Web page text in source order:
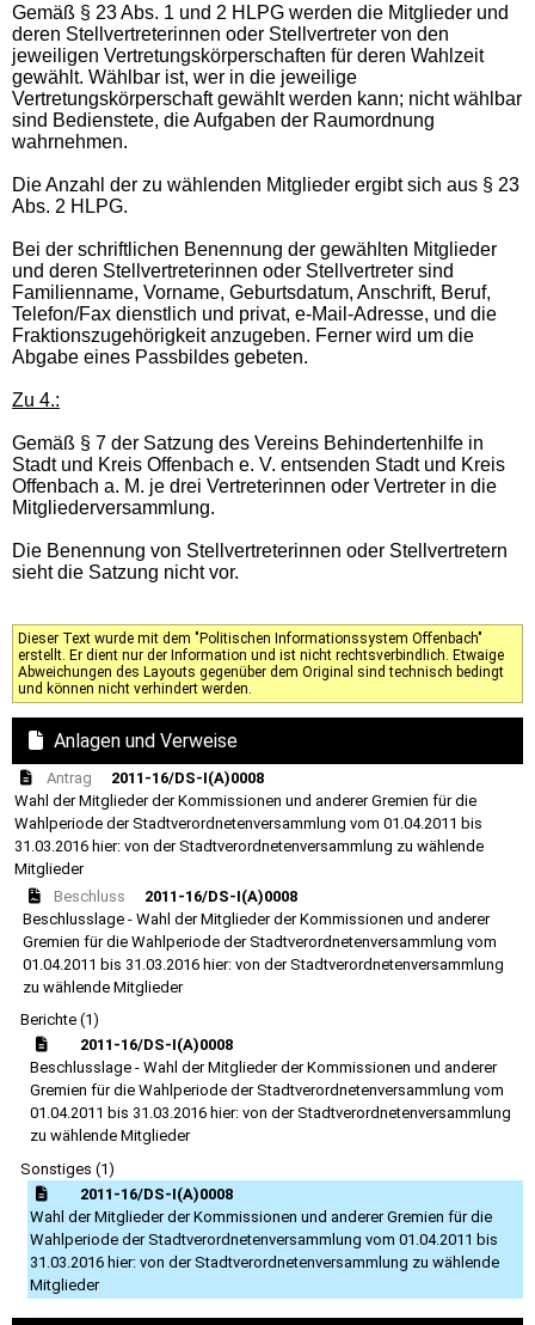
Gemäß § 23 Abs. 1 und 2 HLPG werden die Mitglieder und
deren Stellvertreterinnen oder Stellvertreter von den
jeweiligen Vertretungskörperschaften für deren Wahlzeit
gewählt. Wählbar ist, wer in die jeweilige
Vertretungskörperschaft gewählt werden kann; nicht wählbar
sind Bedienstete, die Aufgaben der Raumordnung
wahrnehmen.
Die Anzahl der zu wählenden Mitglieder ergibt sich aus § 23
Abs. 2 HLPG.
Bei der schriftlichen Benennung der gewählten Mitglieder
und deren Stellvertreterinnen oder Stellvertreter sind
Familienname, Vorname, Geburtsdatum, Anschrift, Beruf,
Telefon/Fax dienstlich und privat, e-Mail-Adresse, und die
Fraktionszugehörigkeit anzugeben. Ferner wird um die
Abgabe eines Passbildes gebeten.
Zu 4.:
Gemäß § 7 der Satzung des Vereins Behindertenhilfe in
Stadt und Kreis Offenbach e. V. entsenden Stadt und Kreis
Offenbach a. M. je drei Vertreterinnen oder Vertreter in die
Mitgliederversammlung.
Die Benennung von Stellvertreterinnen oder Stellvertretern
sieht die Satzung nicht vor.
Dieser Text wurde mit dem "Politischen Informationssystem Offenbach"
erstellt. Er dient nur der Information und ist nicht rechtsverbindlich. Etwaige
Abweichungen des Layouts gegenüber dem Original sind technisch bedingt
und können nicht verhindert werden.
Anlagen und Verweise
Antrag
2011-16/DS-I(A)0008
Wahl der Mitglieder der Kommissionen und anderer Gremien für die
Wahlperiode der Stadtverordnetenversammlung vom 01.04.2011 bis
31.03.2016 hier: von der Stadtverordnetenversammlung zu wählende
Mitglieder
Beschluss
2011-16/DS-I(A)0008
Beschlusslage - Wahl der Mitglieder der Kommissionen und anderer
Gremien für die Wahlperiode der Stadtverordnetenversammlung vom
01.04.2011 bis 31.03.2016 hier: von der Stadtverordnetenversammlung
zu wählende Mitglieder
Berichte (1)
2011-16/DS-I(A)0008
Beschlusslage - Wahl der Mitglieder der Kommissionen und anderer
Gremien für die Wahlperiode der Stadtverordnetenversammlung vom
01.04.2011 bis 31.03.2016 hier: von der Stadtverordnetenversammlung
zu wählende Mitglieder
Sonstiges (1)
2011-16/DS-I(A)0008
Wahl der Mitglieder der Kommissionen und anderer Gremien für die
Wahlperiode der Stadtverordnetenversammlung vom 01.04.2011 bis
31.03.2016 hier: von der Stadtverordnetenversammlung zu wählende
Mitglieder